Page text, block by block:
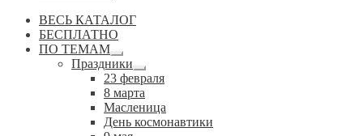
ВЕСЬ КАТАЛОГ
БЕСПЛАТНО
ПО ТЕМАМ
Развернутое
вложенное
меню
Праздники
Развернутое
вложенное
меню
23 февраля
8 марта
Масленица
День космонавтики